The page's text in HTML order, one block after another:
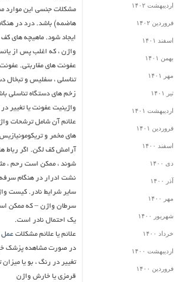
مشکلات جنسی این موارد
هاضمه) باشد. درد در
ایجاد شود. ماهیچه های
واژن ، که اغلب پس از
عفونت های مقاربتی.
تناسلی ، سفلیس و تبخال
زخم های دستگاه تناسلی
واژینیت عفونت یا تغییر
علائم آن شامل ترشحات
های مخمر و
آرامش کف لگن. اگر رباط
شوند ، ممکن است رحم ،
نشت ادرار در هنگام
سایر شرایط نادر. کیست
سرطان واژن – که ممکن
یک احتمال نادر است.
علائم یا علائم مشکلات عمل
در صورت مشاهده پزشک
تغییر در رنگ ، بو یا
قرمزی یا خارش واژن
اردیبهشت ۱۴۰۲
فروردین ۱۴۰۲
اسفند ۱۴۰۱
بهمن ۱۴۰۱
مهر ۱۴۰۱
تیر ۱۴۰۱
اردیبهشت ۱۴۰۱
فروردین ۱۴۰۱
اسفند ۱۴۰۰
دی ۱۴۰۰
آذر ۱۴۰۰
مهر ۱۴۰۰
شهریور ۱۴۰۰
خرداد ۱۴۰۰
اردیبهشت ۱۴۰۰
فروردین ۱۴۰۰